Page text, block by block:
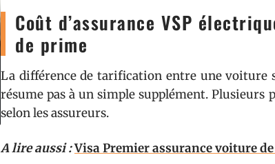
Coût d’assurance VSP
de prime
La différence de tarification entre une voiture
résume pas à un simple supplément.
selon les assureurs.
A lire aussi :Visa Premier assurance voiture